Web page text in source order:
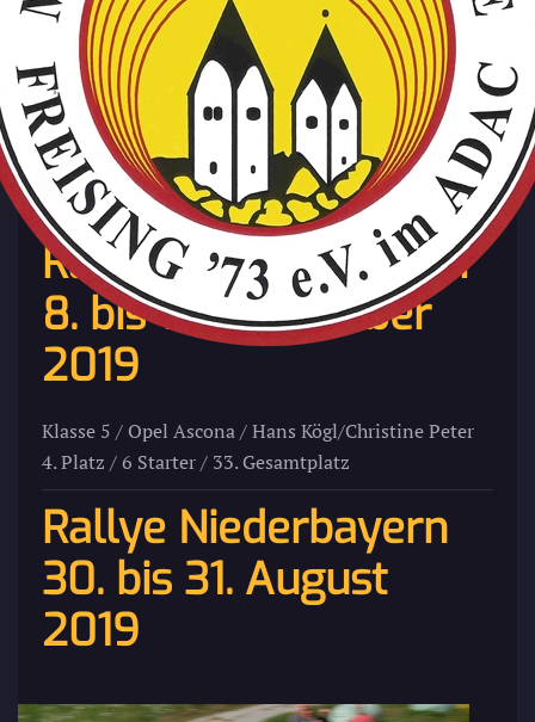
Zum Hauptinhalt springen
Die letzten Ergebnisse
Rallye Köln-Ahrweiler
8. bis 10. November
2019
Klasse 5 / Opel Ascona / Hans Kögl/Christine Peter
4. Platz / 6 Starter / 33. Gesamtplatz
Rallye Niederbayern
30. bis 31. August
2019